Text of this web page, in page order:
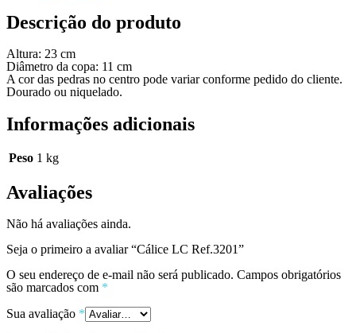
Descrição do produto
Altura: 23 cm
Diâmetro da copa: 11 cm
A cor das pedras no centro pode variar conforme pedido do cliente.
Dourado ou niquelado.
Informações adicionais
Peso 1 kg
Avaliações
Não há avaliações ainda.
Seja o primeiro a avaliar “Cálice LC Ref.3201”
O seu endereço de e-mail não será publicado. Campos obrigatórios
são marcados com *
Sua avaliação *